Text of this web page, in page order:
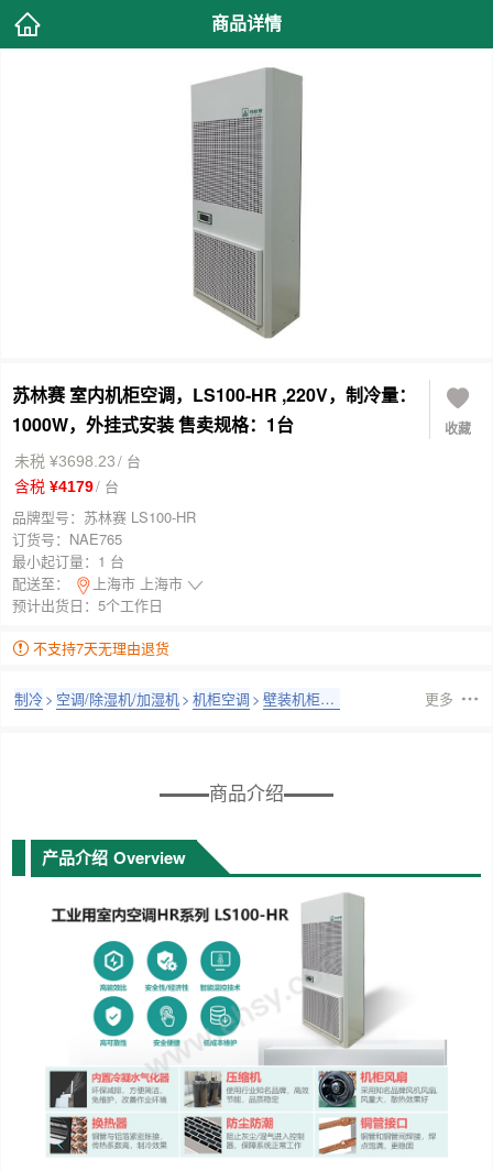
商品详情
苏林赛 室内机柜空调，LS100-HR ,220V，制冷量：
1000W，外挂式安装 售卖规格：1台
收藏
未税 ¥3698.23/ 台
含税 ¥4179/ 台
品牌型号： 苏林赛 LS100-HR
订货号： NAE765
最小起订量： 1 台
配送至：
上海市 上海市
预计出货日：5个工作日
不支持7天无理由退货
制冷> 空调/除湿机/加湿机> 机柜空调 > 壁装机柜空调 更多
商品介绍
产品介绍 Overview